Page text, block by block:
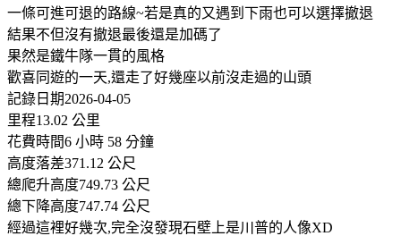
一條可進可退的路線~若是真的又遇到下雨也可以選擇撤退
結果不但沒有撤退最後還是加碼了
果然是鐵牛隊一貫的風格
歡喜同遊的一天,還走了好幾座以前沒走過的山頭
記錄日期2026-04-05
里程13.02 公里
花費時間6 小時 58 分鐘
高度落差371.12 公尺
總爬升高度749.73 公尺
總下降高度747.74 公尺
經過這裡好幾次,完全沒發現石壁上是川普的人像XD